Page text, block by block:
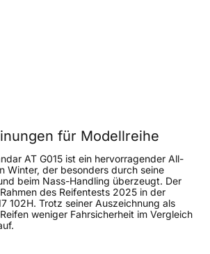
190 km/h
für Modellreihe
AT G015 ist ein hervorragender All-
Winter, der besonders durch seine
beim Nass-Handling überzeugt. Der
des Reifentests 2025 in der
102H. Trotz seiner Auszeichnung als
weniger Fahrsicherheit im Vergleich